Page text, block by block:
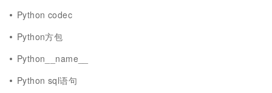
Python codec
Python方包
Python__name__
Python sql语句